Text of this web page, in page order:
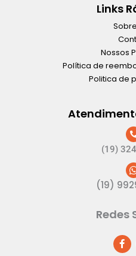
Links
Nossos
Política de
Politica de
(19)
(19)
Redes
F
a